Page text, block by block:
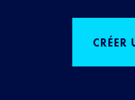
CRÉER